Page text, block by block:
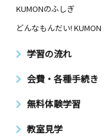
KUMONのふしぎ
どんなもんだい! KUMON
学習の流れ
会費・各種手続き
無料体験学習
教室見学